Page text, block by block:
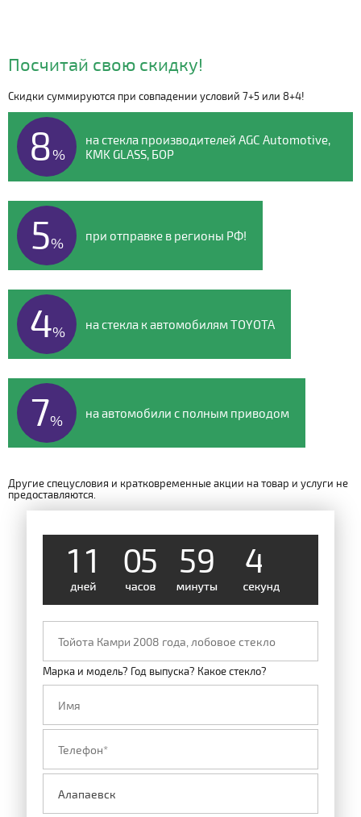
Видео о компании
Посчитай свою скидку!
Скидки суммируются при совпадении условий 7+5 или 8+4!
8%
на стекла производителей AGC Automotive,
KMK GLASS, БОР
5% при отправке в регионы РФ!
4% на стекла к автомобилям TOYOTA
7% на автомобили с полным приводом
Другие спецусловия и кратковременные акции на товар и услуги не
предоставляются.
1 1 05 59
4
8
Марка и модель? Год выпуска? Какое стекло?